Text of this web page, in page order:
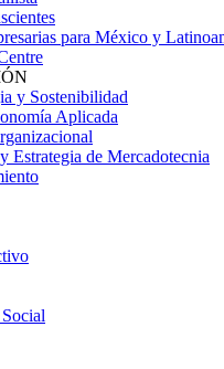
para México y
y Sostenibilidad
Aplicada
Estrategia de Mercadotecnia